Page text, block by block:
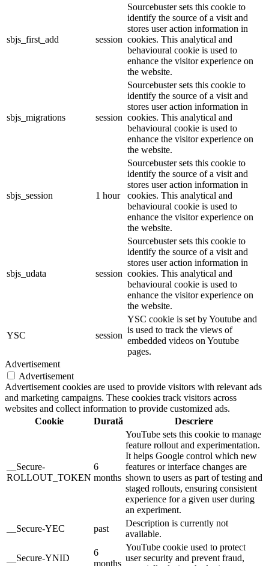
sbjs_first_add session
Sourcebuster sets this cookie to
identify the source of a visit and
stores user action information in
cookies. This analytical and
behavioural cookie is used to
enhance the visitor experience on
the website.
sbjs_migrations session
Sourcebuster sets this cookie to
identify the source of a visit and
stores user action information in
cookies. This analytical and
behavioural cookie is used to
enhance the visitor experience on
the website.
sbjs_session 1 hour
Sourcebuster sets this cookie to
identify the source of a visit and
stores user action information in
cookies. This analytical and
behavioural cookie is used to
enhance the visitor experience on
the website.
sbjs_udata session
Sourcebuster sets this cookie to
identify the source of a visit and
stores user action information in
cookies. This analytical and
behavioural cookie is used to
enhance the visitor experience on
the website.
YSC session
YSC cookie is set by Youtube and
is used to track the views of
embedded videos on Youtube
pages.
Advertisement
Advertisement
Advertisement cookies are used to provide visitors with relevant ads
and marketing campaigns. These cookies track visitors across
websites and collect information to provide customized ads.
Cookie
Durată Descriere
__Secure-
ROLLOUT_TOKEN
6
months
YouTube sets this cookie to manage
feature rollout and experimentation.
It helps Google control which new
features or interface changes are
shown to users as part of testing and
staged rollouts, ensuring consistent
experience for a given user during
an experiment.
__Secure-YEC
past
Description is currently not
available.
__Secure-YNID
6
months
YouTube cookie used to protect
user security and prevent fraud,